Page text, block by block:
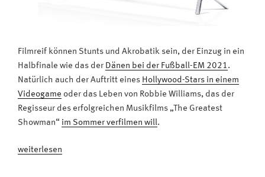
Filmreif können Stunts und Akrobatik sein, der Einzug in ein
Halbfinale wie das der Dänen bei der Fußball-EM 2021 .
Natürlich auch der Auftritt eines Hollywood-Stars in einem
Videogame oder das Leben von Robbie Williams, das der
Regisseur des erfolgreichen Musikfilms „The Greatest
Showman“ im Sommer verfilmen will.
„METZ
weiterlesen